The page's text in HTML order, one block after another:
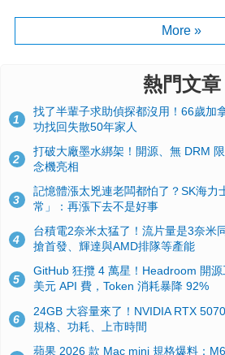
More »
熱門文章
1
找了半輩子求助偵探都沒用！66歲加
功找回失散50年家人
2
打破大廠墨水綁架！開源、無 DRM
念機亮相
3
記憶體漲太兇連老闆都怕了？SK海力
常」：再漲下去不是好事
4
台積電2奈米太猛了！流片量是3奈米
搶首發、輝達與AMD排隊等產能
5
GitHub 狂攬 4 萬星！Headroom 開
美元 API 費，Token 消耗暴降 92%
6
24GB 大容量來了！NVIDIA RTX
規格、功耗、上市時間
蘋果 2026 款 Mac mini 規格爆料：